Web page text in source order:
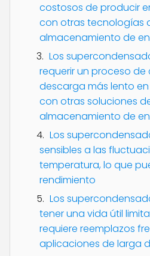
costosos de producir
con otras tecnologías
almacenamiento de
Los
requerir un proceso de
descarga más lento
con otras soluciones
almacenamiento de
Los
sensibles a las
temperatura, lo que
rendimiento
Los
tener una vida útil
requiere reemplazos
aplicaciones de larga